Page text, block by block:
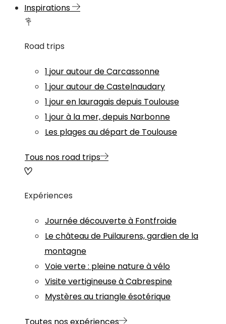
Inspirations
Road trips
1 jour autour de Carcassonne
1 jour autour de Castelnaudary
1 jour en lauragais depuis Toulouse
1 jour à la mer, depuis Narbonne
Les plages au départ de Toulouse
Tous nos road trips
Expériences
Journée découverte à Fontfroide
Le château de Puilaurens, gardien de la
montagne
Voie verte : pleine nature à vélo
Visite vertigineuse à Cabrespine
Mystères au triangle ésotérique